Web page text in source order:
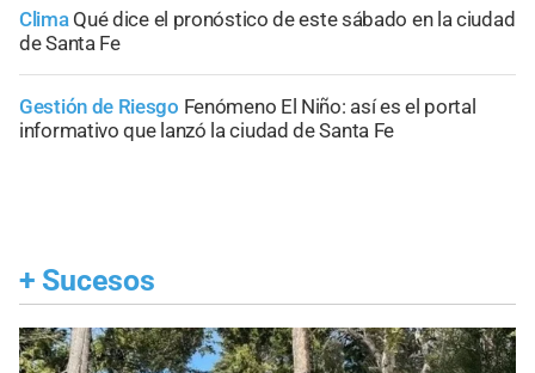
Clima Qué dice el pronóstico de este sábado en la ciudad
de Santa Fe
Gestión de Riesgo Fenómeno El Niño: así es el portal
informativo que lanzó la ciudad de Santa Fe
+ Sucesos